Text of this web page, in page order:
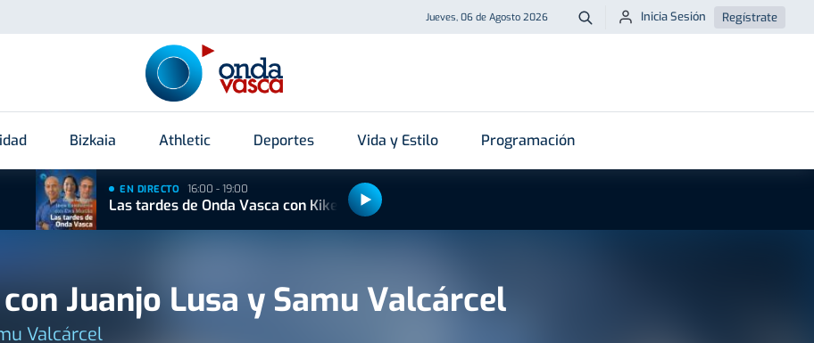
Jueves, 06 de Agosto 2026 Buscar
Inicia Sesión Regístrate
Bizkaia Athletic Deportes Vida y Estilo Programación
EN DIRECTO 16:00 - 19:00
Las tardes de Onda Vasca con Kike Alonso
Juanjo Lusa y Samu Valcárcel
Valcárcel